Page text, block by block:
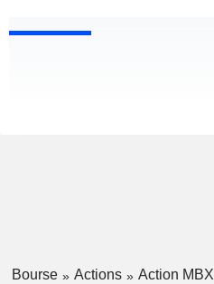
Bourse Actions
Action MBX